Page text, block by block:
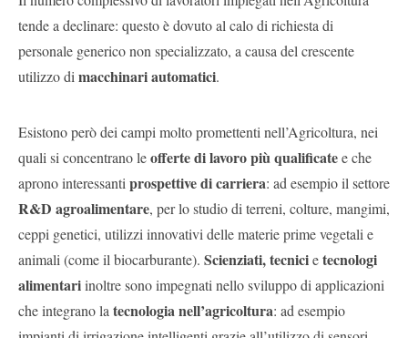
tende a declinare: questo è dovuto al calo di richiesta di
personale generico non specializzato, a causa del crescente
utilizzo di macchinari automatici.
Esistono però dei campi molto promettenti nell’Agricoltura, nei
quali si concentrano leofferte di lavoro più qualificatee che
aprono interessanti prospettive di carriera: ad esempio il settore
R&D agroalimentare, per lo studio di terreni, colture, mangimi,
ceppi genetici, utilizzi innovativi delle materie prime vegetali e
animali (come il biocarburante). Scienziati, tecnicietecnologi
alimentariinoltre sono impegnati nello sviluppo di applicazioni
che integrano la tecnologia nell’agricoltura: ad esempio